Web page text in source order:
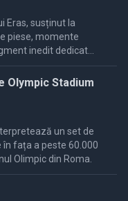
Eras, susținut la
piese, momente
inedit dedicat
încheierea unuia
...
Olympic Stadium
un set de
în fața a peste 60.000
Olimpic din Roma.